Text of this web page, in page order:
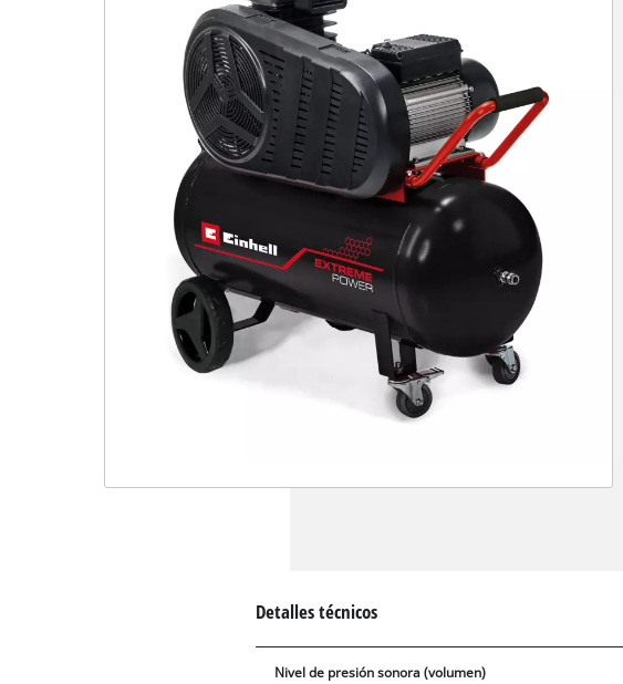
Detalles técnicos
Nivel de presión sonora (volumen)